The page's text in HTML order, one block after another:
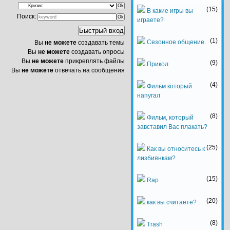
Поиск:
Вы не можете создавать темы
Вы не можете создавать опросы
Вы не можете прикреплять файлы
Вы не можете отвечать на сообщения
В какие игры вы
играете?
(15)
Сезонное общение. (1)
Прикол (9)
Фильм который
напугал
(4)
Фильм, который
завставил Вас плакать?
(8)
Как вы относитесь к
лизбиянкам?
(25)
Rap (15)
как вы считаете? (20)
Trash (8)